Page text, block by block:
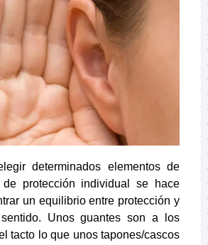
determinados elementos de
de protección individual se hace
un equilibrio entre protección y
Unos guantes son a los
tacto lo que unos tapones/cascos